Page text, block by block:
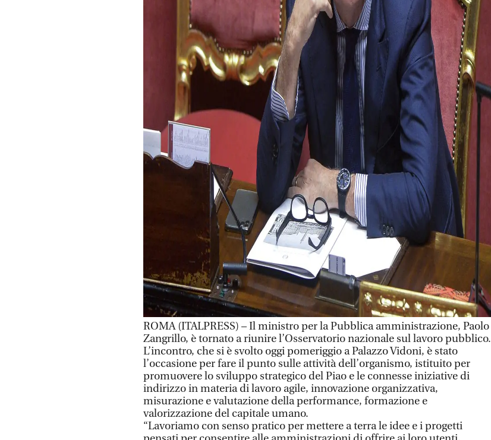
ROMA (ITALPRESS) – Il ministro per la Pubblica amministrazione, Paolo
Zangrillo, è tornato a riunire l’Osservatorio nazionale sul lavoro pubblico.
L’incontro, che si è svolto oggi pomeriggio a Palazzo Vidoni, è stato
l’occasione per fare il punto sulle attività dell’organismo, istituito per
promuovere lo sviluppo strategico del Piao e le connesse iniziative di
indirizzo in materia di lavoro agile, innovazione organizzativa,
misurazione e valutazione della performance, formazione e
valorizzazione del capitale umano.
“Lavoriamo con senso pratico per mettere a terra le idee e i progetti